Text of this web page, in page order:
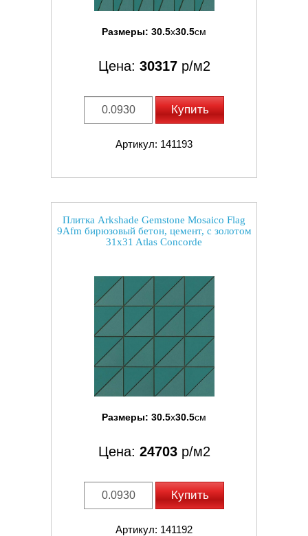
Размеры: 30.5x30.5см
Цена: 30317р/м2
Купить
Артикул: 141193
Плитка Arkshade Gemstone Mosaico Flag
9Afm бирюзовый бетон, цемент, с золотом
31x31 Atlas Concorde
Размеры: 30.5x30.5см
Цена: 24703р/м2
Купить
Артикул: 141192